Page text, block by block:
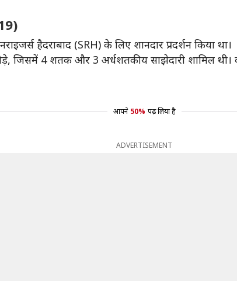
हैदराबाद (SRH) के लिए शानदार प्रदर्शन किया था।
4 शतक और 3 अर्धशतकीय साझेदारी शामिल थी।
आपने 50% पढ़ लिया है
ADVERTISEMENT